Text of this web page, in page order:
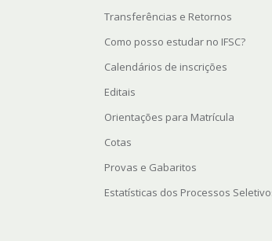
Transferências e Retornos
Como posso estudar no IFSC?
Calendários de inscrições
Editais
Orientações para Matrícula
Cotas
Provas e Gabaritos
Estatísticas dos Processos